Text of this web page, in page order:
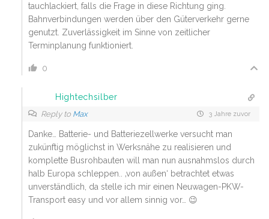
tauchlackiert, falls die Frage in diese Richtung ging.
Bahnverbindungen werden über den Güterverkehr gerne
genutzt. Zuverlässigkeit im Sinne von zeitlicher
Terminplanung funktioniert.
0
Hightechsilber
Reply to Max 3 Jahre zuvor
Danke… Batterie- und Batteriezellwerke versucht man
zukünftig möglichst in Werksnähe zu realisieren und
komplette Busrohbauten will man nun ausnahmslos durch
halb Europa schleppen.. ‚von außen‘ betrachtet etwas
unverständlich, da stelle ich mir einen Neuwagen-PKW-
Transport easy und vor allem sinnig vor… 😉